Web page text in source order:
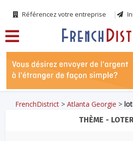
Référencez votre entreprise
FrenchDistrict >Atlanta Georgie >
THÈME -